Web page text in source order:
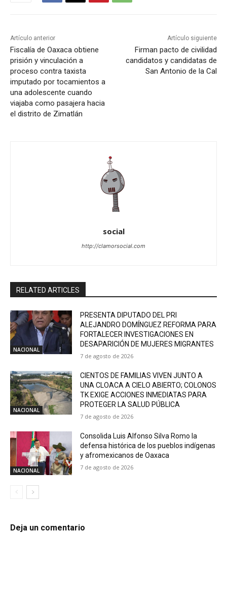
Artículo anterior
Fiscalía de Oaxaca obtiene
prisión y vinculación a
proceso contra taxista
imputado por tocamientos a
una adolescente cuando
viajaba como pasajera hacia
el distrito de Zimatlán
Artículo siguiente
Firman pacto de civilidad
candidatos y candidatas de
San Antonio de la Cal
social
http://clamorsocial.com
RELATED ARTICLES
NACIONAL
PRESENTA DIPUTADO DEL PRI
ALEJANDRO DOMÍNGUEZ REFORMA PARA
FORTALECER INVESTIGACIONES EN
DESAPARICIÓN DE MUJERES MIGRANTES
7 de agosto de 2026
NACIONAL
CIENTOS DE FAMILIAS VIVEN JUNTO A
UNA CLOACA A CIELO ABIERTO; COLONOS
TK EXIGE ACCIONES INMEDIATAS PARA
PROTEGER LA SALUD PÚBLICA
7 de agosto de 2026
NACIONAL
Consolida Luis Alfonso Silva Romo la
defensa histórica de los pueblos indígenas
y afromexicanos de Oaxaca
7 de agosto de 2026
Deja un comentario